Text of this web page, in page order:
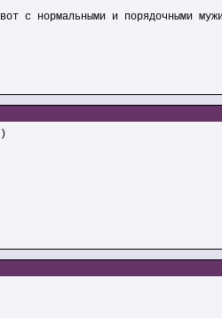
c нормальными и порядочными